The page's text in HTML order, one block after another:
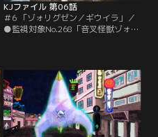
KJファイル 第06話
＃6 「ゾォリグゼン／ギウイラ」／
●監視対象No.268「音叉怪獣ゾォリ
グゼン」について、小林丸兆治博士
波を出し構造物を振動させ破壊す
る…。●監視対象No.297「被甲怪獣
ギウイラ」について、ニキータ・タ
ルコフスキー博士より報告。ヨーロ
ッパのサッカースタジアムに突如怪
獣が出現。